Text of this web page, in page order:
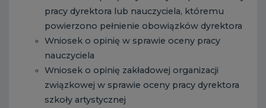
pracy dyrektora lub nauczyciela, któremu
powierzono pełnienie obowiązków dyrektora
Wniosek o opinię w sprawie oceny pracy
nauczyciela
Wniosek o opinię zakładowej organizacji
związkowej w sprawie oceny pracy dyrektora
szkoły artystycznej